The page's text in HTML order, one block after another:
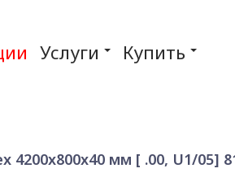
Услуги Купить
4200x800x40 мм [ .00, U1/05]